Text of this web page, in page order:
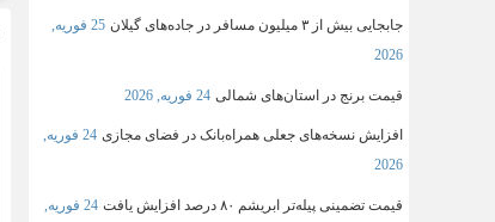
جابجایی بیش از ۳ میلیون مسافر در جاده‌های گیلان
25 فوریه,
2026
قیمت برنج در استان‌های شمالی 24 فوریه, 2026
افزایش نسخه‌های جعلی همراه‌بانک در فضای مجازی
24 فوریه,
2026
قیمت تضمینی پیله‌تر ابریشم ۸۰ درصد افزایش یافت
24 فوریه,